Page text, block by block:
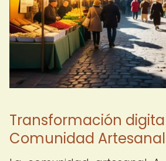
Transformación
Comunidad